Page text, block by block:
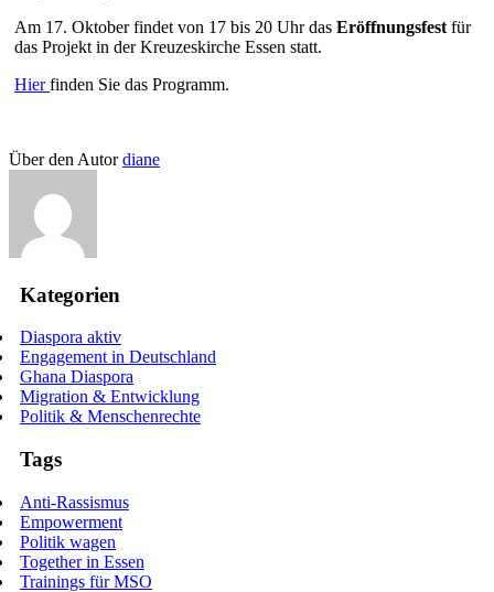
Am 17. Oktober findet von 17 bis 20 Uhr das Eröffnungsfest für
das Projekt in der Kreuzeskirche Essen statt.
Hierfinden Sie das Programm.
Über den Autordiane
Kategorien
Diaspora aktiv
Engagement in Deutschland
Ghana Diaspora
Migration & Entwicklung
Politik & Menschenrechte
Tags
Anti-Rassismus
Empowerment
Politik wagen
Together in Essen
Trainings für MSO